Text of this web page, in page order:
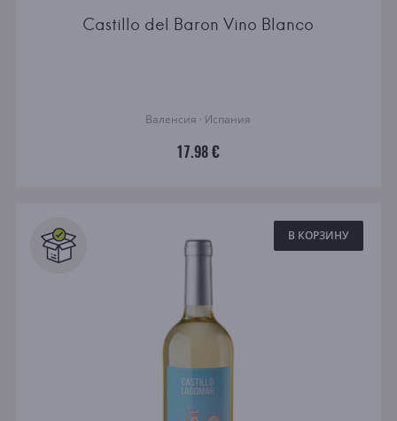
Castillo del Baron Vino Blanco
Валенсия · Испания
17.98 €
В КОРЗИНУ